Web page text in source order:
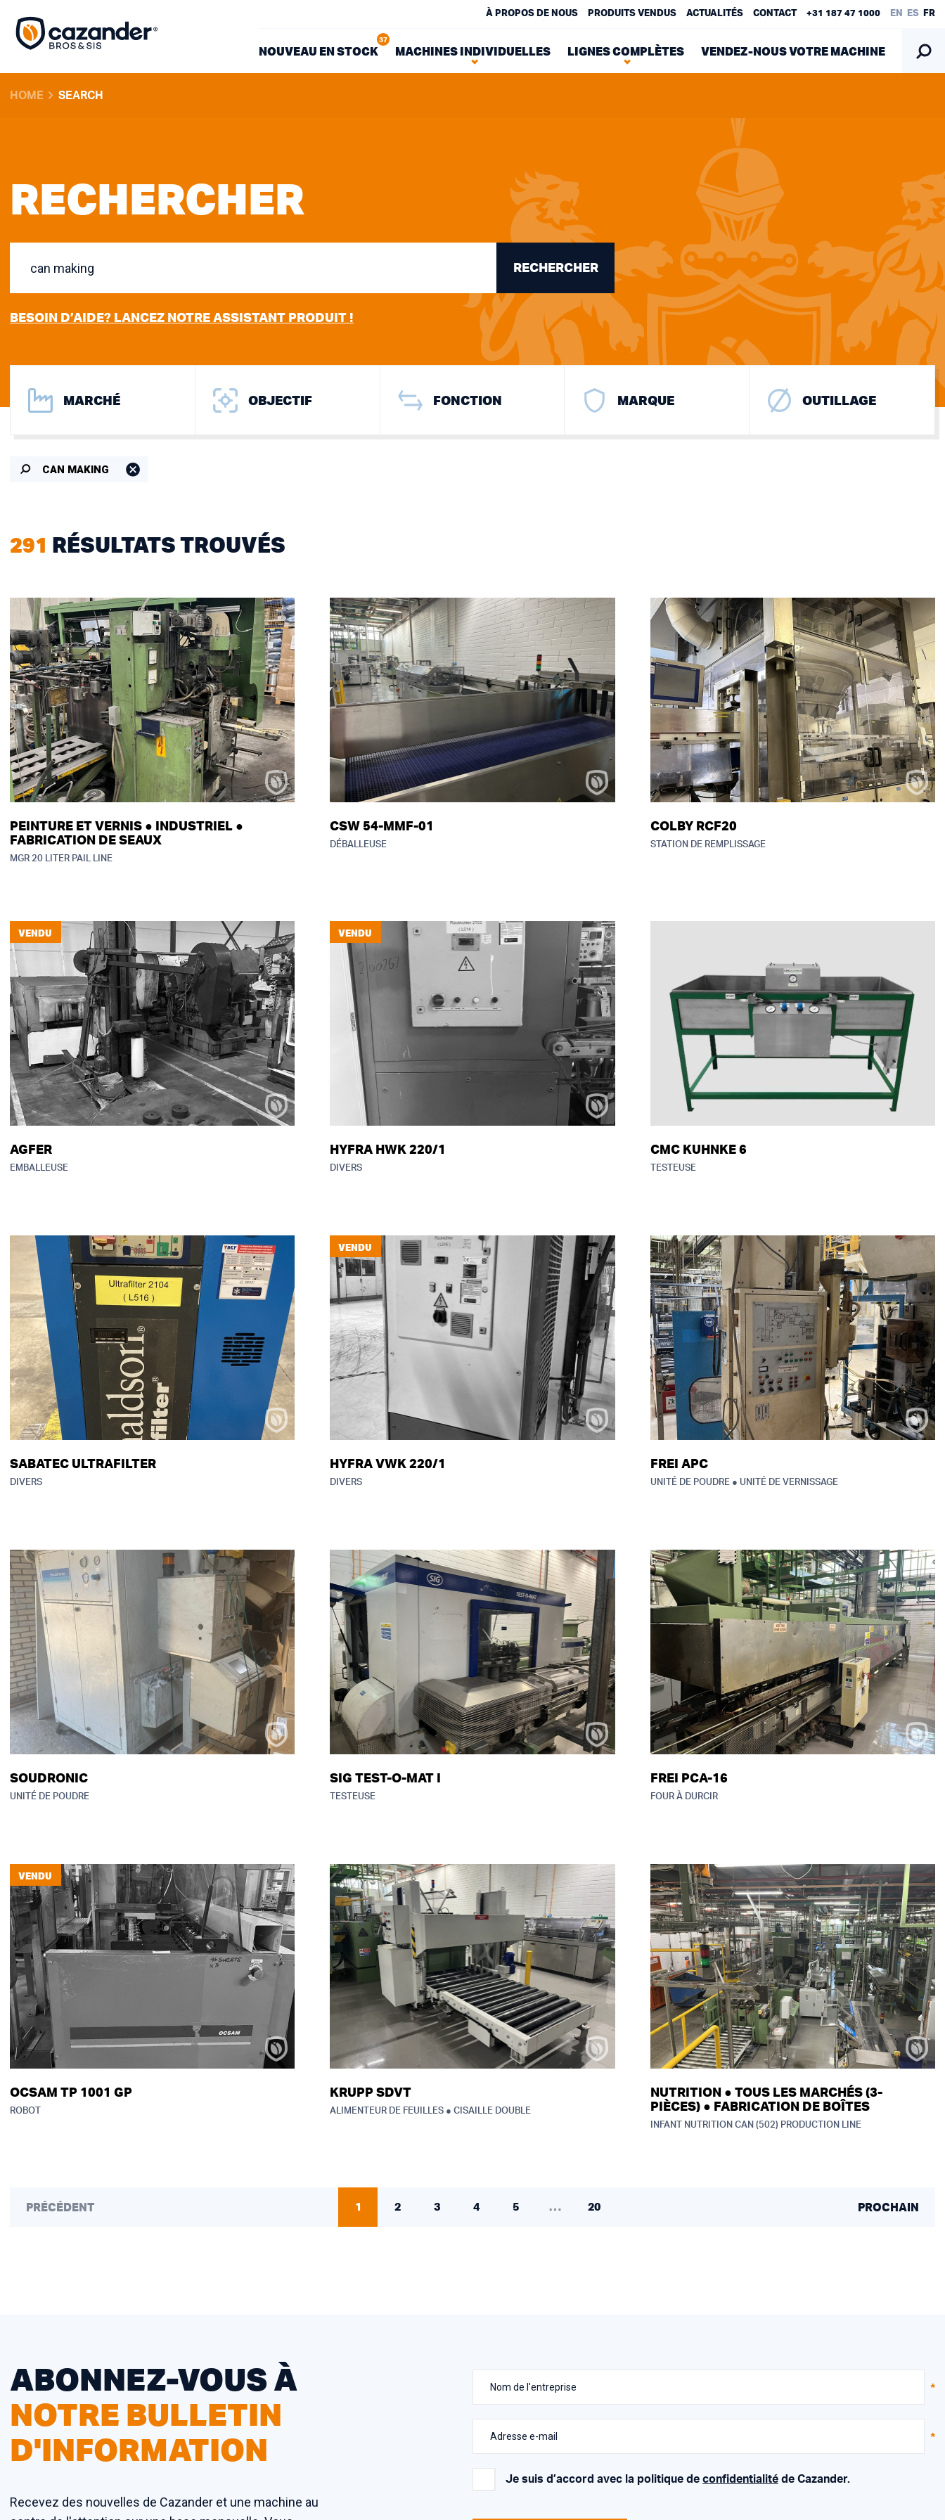
À PROPOS DE NOUS PRODUITS VENDUS ACTUALITÉS CONTACT +31 187 47 1000 EN ES FR
NOUVEAU EN STOCK
37
MACHINES INDIVIDUELLES LIGNES COMPLÈTES VENDEZ-NOUS VOTRE MACHINE
HOME SEARCH
RECHERCHER
RECHERCHER
BESOIN D’AIDE? LANCEZ NOTRE ASSISTANT PRODUIT !
MARCHÉ OBJECTIF FONCTION MARQUE OUTILLAGE
CAN MAKING
291 RÉSULTATS TROUVÉS
PEINTURE ET VERNIS ● INDUSTRIEL ●
FABRICATION DE SEAUX
MGR 20 LITER PAIL LINE
CSW 54-MMF-01
DÉBALLEUSE
COLBY RCF20
STATION DE REMPLISSAGE
VENDU
AGFER
EMBALLEUSE
VENDU
HYFRA HWK 220/1
DIVERS
CMC KUHNKE 6
TESTEUSE
SABATEC ULTRAFILTER
DIVERS
VENDU
HYFRA VWK 220/1
DIVERS
FREI APC
UNITÉ DE POUDRE ● UNITÉ DE VERNISSAGE
SOUDRONIC
UNITÉ DE POUDRE
SIG TEST-O-MAT I
TESTEUSE
FREI PCA-16
FOUR À DURCIR
VENDU
OCSAM TP 1001 GP
ROBOT
KRUPP SDVT
ALIMENTEUR DE FEUILLES ● CISAILLE DOUBLE
NUTRITION ● TOUS LES MARCHÉS (3-
PIÈCES) ● FABRICATION DE BOÎTES
INFANT NUTRITION CAN (502) PRODUCTION LINE
PRÉCÉDENT 1 2 3 4 5 … 20 PROCHAIN
ABONNEZ-VOUS À
NOTRE BULLETIN
D'INFORMATION
Recevez des nouvelles de Cazander et une machine au
Nom de l'entreprise
Adresse e-mail
Je suis d’accord avec la politique de confidentialité de Cazander.